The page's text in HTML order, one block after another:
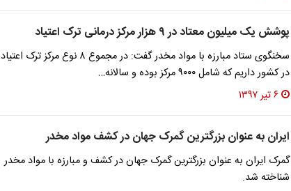
پوشش یک میلیون معتاد در ۹ هزار مرکز درمانی ترک اعتیاد
سخنگوی ستاد مبارزه با مواد مخدر گفت: در مجموع ۸ نوع مرکز ترک اعتیاد
در کشور داریم که شامل ۹۰۰۰ مرکز بوده و سالانه…
۶ تیر ۱۳۹۷
ایران به عنوان بزرگترین گمرک جهان در کشف مواد مخدر
گمرک ایران به عنوان بزرگترین گمرک جهان در کشف و مبارزه با مواد مخدر
شناخته شد.